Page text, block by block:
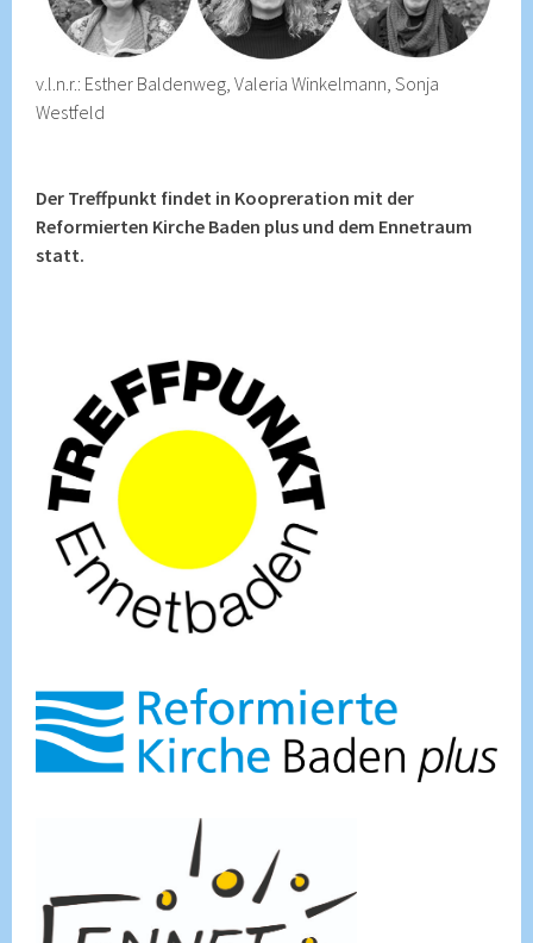
v.l.n.r.: Esther Baldenweg, Valeria Winkelmann, Sonja
Westfeld
Der Treffpunkt findet in Koopreration mit der
Reformierten Kirche Baden plus und dem Ennetraum
statt.